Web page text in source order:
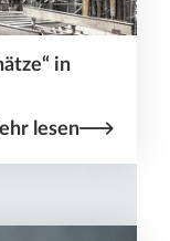
in
lesen